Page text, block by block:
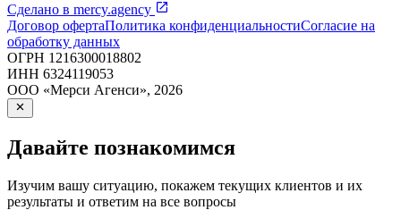
Сделано в mercy.agency
Договор офертаПолитика конфиденциальностиСогласие на
обработку данных
ОГРН 1216300018802
ИНН 6324119053
ООО «Мерси Агенси», 2026
Давайте познакомимся
Изучим вашу ситуацию, покажем текущих клиентов и их
результаты и ответим на все вопросы